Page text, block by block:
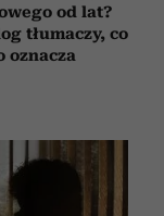
od lat?
tłumaczy, co
oznacza